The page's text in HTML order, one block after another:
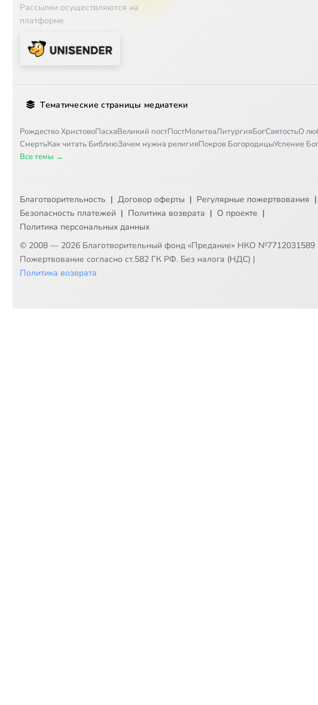
Рассылки осуществляются на
платформе
Тематические страницы медиатеки
Рождество ХристовоПасхаВеликий постПостМолитваЛитургияБогСвятостьО
СмертьКак читать БиблиюЗачем нужна религияПокров БогородицыУспение
Все темы →
Благотворительность | Договор оферты | Регулярные пожертвования |
Безопасность платежей | Политика возврата | О проекте |
Политика персональных данных
© 2008 — 2026 Благотворительный фонд «Предание» НКО №7712031589
Пожертвование согласно ст.582 ГК РФ. Без налога (НДС) |
Политика возврата